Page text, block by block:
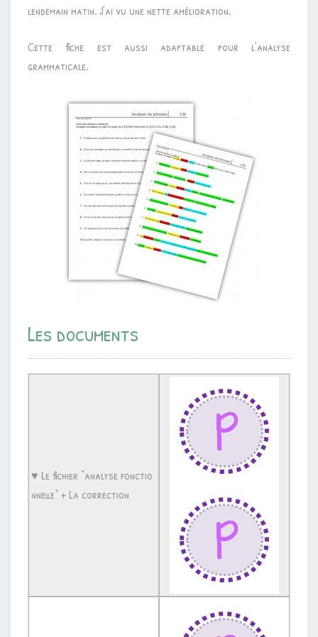
lendemain matin. J’ai vu une nette amélioration.
Cette fiche est aussi adaptable pour l’analyse
grammaticale.
Les documents
♥ Le fichier “analyse fonctio
nnelle” + La correction